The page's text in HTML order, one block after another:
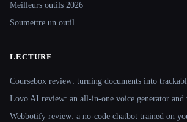
Meilleurs outils 2026
Soumettre un outil
LECTURE
Coursebox review: turning documents into
Lovo AI review: an all-in-one voice generator and
Webbotify review: a no-code chatbot trained on